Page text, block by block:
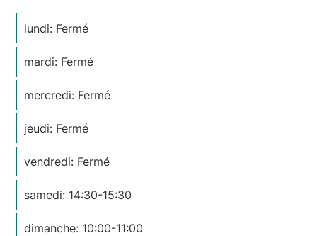
lundi: Fermé
mardi: Fermé
mercredi: Fermé
jeudi: Fermé
vendredi: Fermé
samedi: 14:30-15:30
dimanche: 10:00-11:00